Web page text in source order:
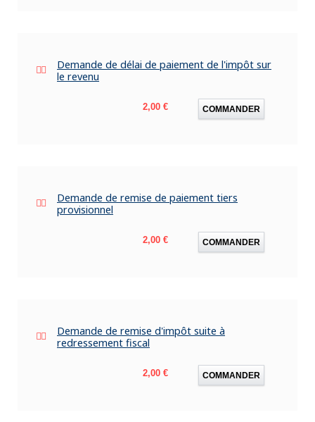
Demande de délai de paiement de l'impôt sur
le revenu
Prix
2,00 € COMMANDER
Demande de remise de paiement tiers
provisionnel
Prix
2,00 € COMMANDER
Demande de remise d'impôt suite à
redressement fiscal
Prix
2,00 € COMMANDER